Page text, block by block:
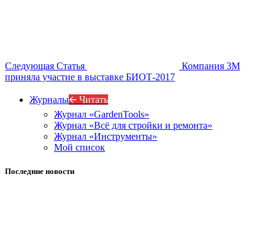
Следующая Статья
Компания 3М
приняла участие в выставке БИОТ-2017
Журналы🡨 Читать
Журнал «GardenTools»
Журнал «Всё для стройки и ремонта»
Журнал «Инструменты»
Мой список
Последние новости